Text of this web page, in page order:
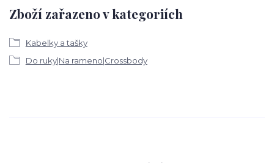
Zboží zařazeno v kategoriích
Kabelky a tašky
Do ruky|Na rameno|Crossbody